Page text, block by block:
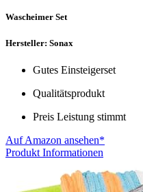
Wascheimer Set
Hersteller: Sonax
Gutes Einsteigerset
Qualitätsprodukt
Preis Leistung stimmt
Auf Amazon ansehen*
Produkt Informationen